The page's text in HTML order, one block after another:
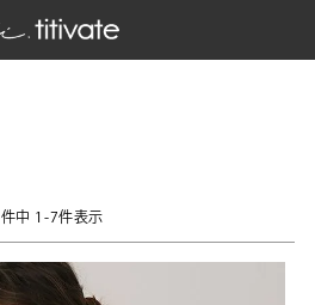
件中 1 -7件表示